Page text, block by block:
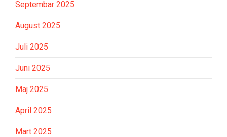
Septembar 2025
August 2025
Juli 2025
Juni 2025
Maj 2025
April 2025
Mart 2025